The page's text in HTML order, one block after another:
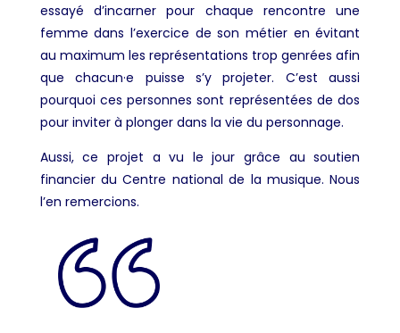
essayé d’incarner pour chaque rencontre une
femme dans l’exercice de son métier en évitant
au maximum les représentations trop genrées afin
que chacun·e puisse s’y projeter. C’est aussi
pourquoi ces personnes sont représentées de dos
pour inviter à plonger dans la vie du personnage.
Aussi, ce projet a vu le jour grâce au soutien
financier du Centre national de la musique. Nous
l’en remercions.